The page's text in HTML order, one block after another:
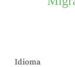
Idioma